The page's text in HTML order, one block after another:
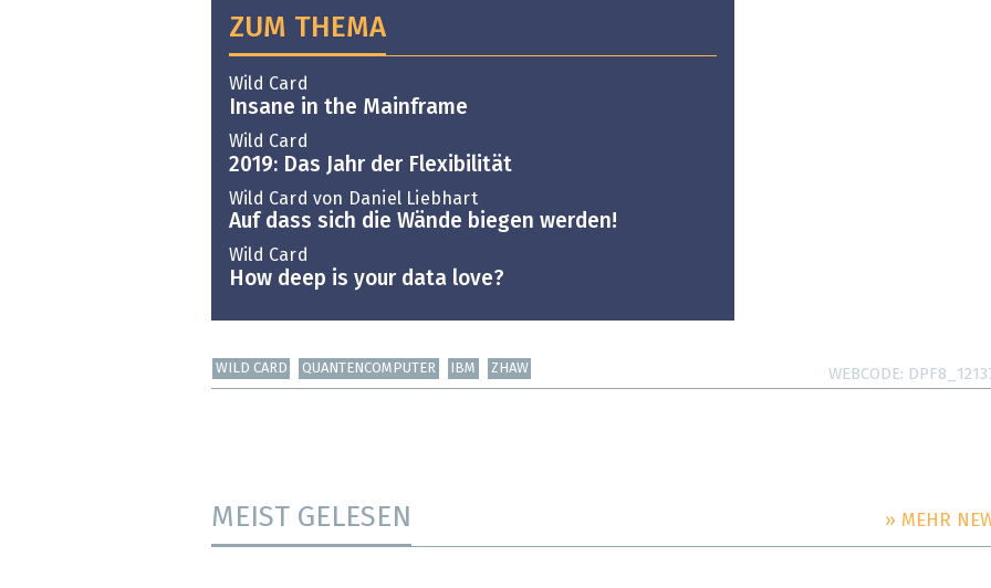
ZUM THEMA
Wild Card
Insane in the Mainframe
Wild Card
2019: Das Jahr der Flexibilität
Wild Card von Daniel Liebhart
Auf dass sich die Wände biegen werden!
Wild Card
How deep is your data love?
WILD CARD QUANTENCOMPUTER IBM ZHAW WEBCODE
MEIST GELESEN » MEHR